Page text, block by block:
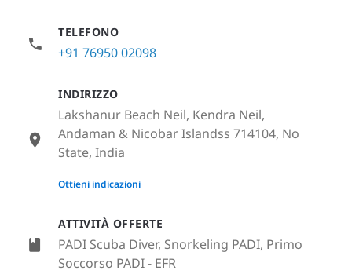
ATTIVITÀ OFFERTE
PADI Scuba Diver, Snorkeling PADI, Primo
Soccorso PADI - EFR
TELEFONO
+91 76950 02098
INDIRIZZO
Lakshanur Beach Neil, Kendra Neil,
Andaman & Nicobar Islandss 714104, No
State, India
None
Ottieni indicazioni